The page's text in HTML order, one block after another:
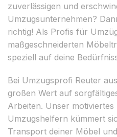
zuverlässigen und
Umzugsunternehmen?
richtig! Als Profis für
maßgeschneiderten
speziell auf deine
Bei Umzugsprofi Reuter
großen Wert auf
Arbeiten. Unser
Umzugshelfern kümmert
Transport deiner Möbel